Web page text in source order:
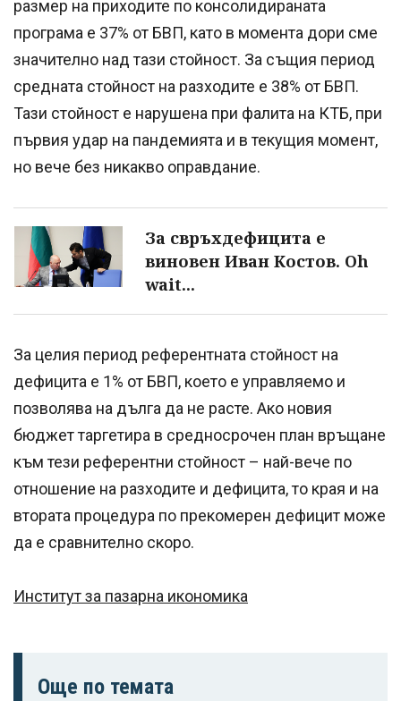
размер на приходите по консолидираната
програма е 37% от БВП, като в момента дори сме
значително над тази стойност. За същия период
средната стойност на разходите е 38% от БВП.
Тази стойност е нарушена при фалита на КТБ, при
първия удар на пандемията и в текущия момент,
но вече без никакво оправдание.
За свръхдефицита е
виновен Иван Костов. Oh
wait...
За целия период референтната стойност на
дефицита е 1% от БВП, което е управляемо и
позволява на дълга да не расте. Ако новия
бюджет таргетира в средносрочен план връщане
към тези референтни стойност – най-вече по
отношение на разходите и дефицита, то края и на
втората процедура по прекомерен дефицит може
да е сравнително скоро.
Институт за пазарна икономика
Още по темата